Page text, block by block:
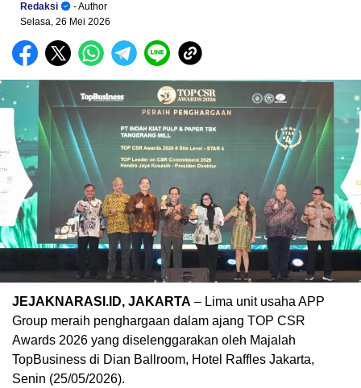
Redaksi
- Author
Selasa, 26 Mei 2026
JEJAKNARASI.ID, JAKARTA – Lima unit usaha APP
Group meraih penghargaan dalam ajang TOP CSR
Awards 2026 yang diselenggarakan oleh Majalah
TopBusiness di Dian Ballroom, Hotel Raffles Jakarta,
Senin (25/05/2026).